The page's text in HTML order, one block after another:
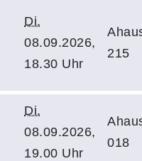
Di.
08.09.2026,
18.30 Uhr
215
Di.
08.09.2026,
19.00 Uhr
018